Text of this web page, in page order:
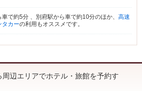
車で約5分 、別府駅から車で約10分のほか、 高速
タカーの利用もオススメです。
周辺エリアでホテル・旅館を予約す